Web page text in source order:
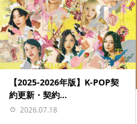
【2025-2026年版】K-POP契
約更新・契約...
2026.07.18